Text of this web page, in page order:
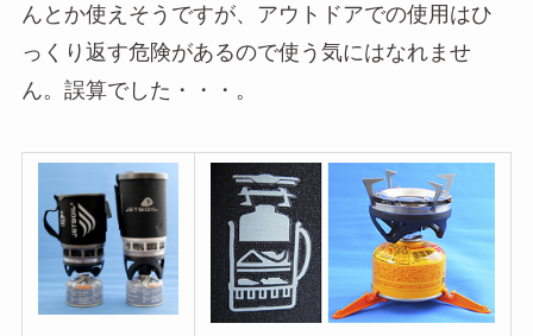
んとか使えそうですが、アウトドアでの使用はひ
っくり返す危険があるので使う気にはなれませ
ん。誤算でした・・・。